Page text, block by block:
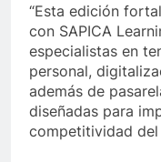
“Esta edición
con SAPICA
especialistas en
personal,
además de
diseñadas para
competitividad del